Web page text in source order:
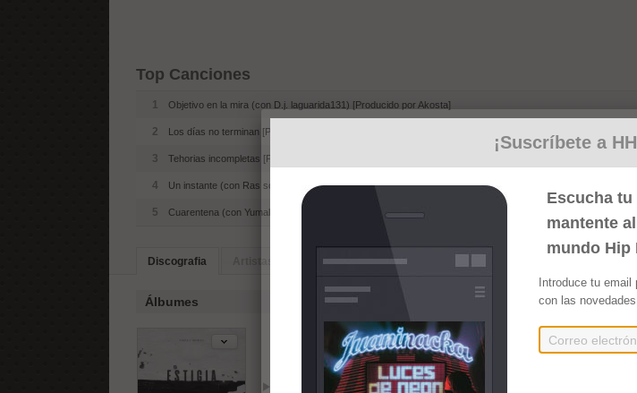
Top Canciones
1 Objetivo en la mira (con D.j. laguarida131) [Producido por Akosta]
2 Los días no terminan [Producido por Akosta]
3 Tehorias incompletas [Producido por Akosta]
4 Un instante (con Ras soldier) [Producido por Yeves]
5 Cuarentena (con Yumalesra) [Productor desconocido]
Discografia Artistas Similares
Álbumes
Estigia (2023)
Añadir Embed
¡Suscríbete a
Escucha
mantente
mundo Hip
Introduce tu
con las